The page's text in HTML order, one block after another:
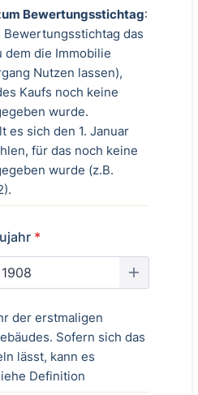
Bewertungsstichtag:
Bewertungsstichtag das
dem die Immobilie
Nutzen lassen),
Kaufs noch keine
wurde.
es sich den 1. Januar
für das noch keine
wurde (z.B.
*
der erstmaligen
Sofern sich das
lässt, kann es
Definition